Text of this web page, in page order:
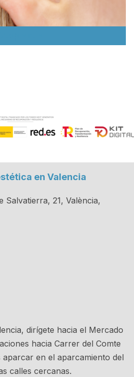
en Valencia
Salvatierra, 21, València,
dirígete hacia el Mercado
hacia Carrer del Comte
aparcar en el aparcamiento del
calles cercanas.